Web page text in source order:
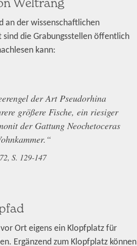
Weltrang
an der wissenschaftlichen
sind die Grabungsstellen öffentlich
kann:
größere Fische, ein riesiger
der Gattung Neochetoceras
S. 129-147
Ort eigens ein Klopfplatz für
Ergänzend zum Klopfplatz können